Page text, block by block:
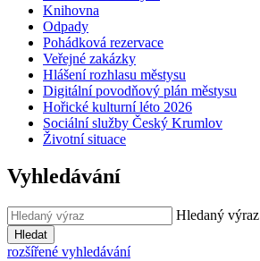
Knihovna
Odpady
Pohádková rezervace
Veřejné zakázky
Hlášení rozhlasu městysu
Digitální povodňový plán městysu
Hořické kulturní léto 2026
Sociální služby Český Krumlov
Životní situace
Vyhledávání
Hledaný výraz
Hledat
rozšířené vyhledávání